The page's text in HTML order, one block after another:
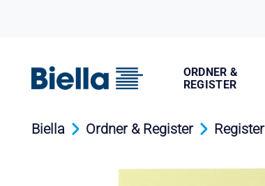
ORDNER &
REGISTER
Biella Ordner & Register Register